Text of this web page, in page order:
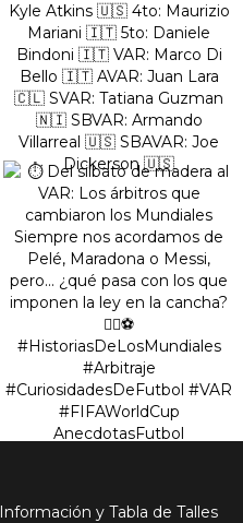
Información y Tabla de Talles